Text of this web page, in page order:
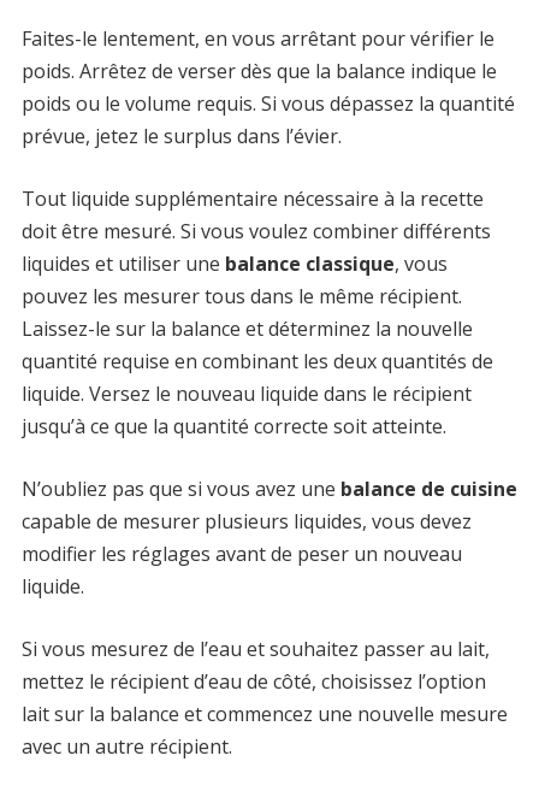
Faites-le lentement, en vous arrêtant pour vérifier le
poids. Arrêtez de verser dès que la balance indique le
poids ou le volume requis. Si vous dépassez la quantité
prévue, jetez le surplus dans l’évier.
Tout liquide supplémentaire nécessaire à la recette
doit être mesuré. Si vous voulez combiner différents
liquides et utiliser une balance classique, vous
pouvez les mesurer tous dans le même récipient.
Laissez-le sur la balance et déterminez la nouvelle
quantité requise en combinant les deux quantités de
liquide. Versez le nouveau liquide dans le récipient
jusqu’à ce que la quantité correcte soit atteinte.
N’oubliez pas que si vous avez une balance de cuisine
capable de mesurer plusieurs liquides, vous devez
modifier les réglages avant de peser un nouveau
liquide.
Si vous mesurez de l’eau et souhaitez passer au lait,
mettez le récipient d’eau de côté, choisissez l’option
lait sur la balance et commencez une nouvelle mesure
avec un autre récipient.